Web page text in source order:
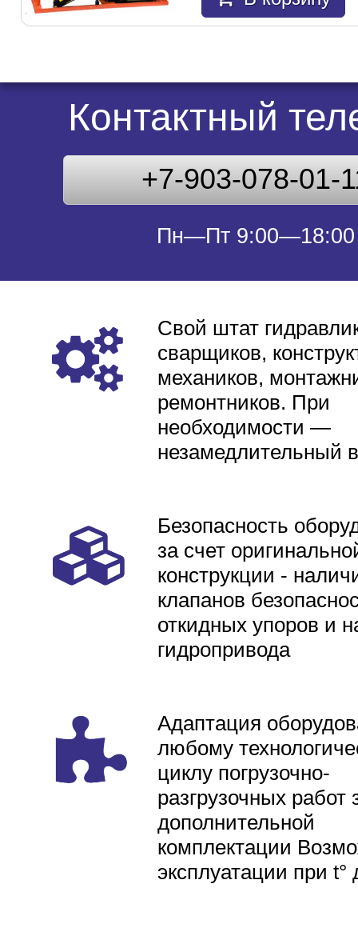
Контактный
+7-903-078-01-
Пн—Пт 9:00—18:00
Свой штат
сварщиков,
механиков,
ремонтников. При
необходимости —
незамедлительный
Безопасность
за счет
конструкции -
клапанов
откидных упоров и
гидропривода
Адаптация
любому
циклу погрузочно-
разгрузочных работ
дополнительной
комплектации
эксплуатации при t°